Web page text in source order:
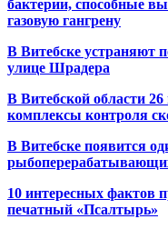
бактерии, способные
газовую гангрену
В Витебске устраняют
улице Шрадера
В Витебской области
комплексы контроля
В Витебске появится
10 интересных фактов
печатный «Псалтырь»